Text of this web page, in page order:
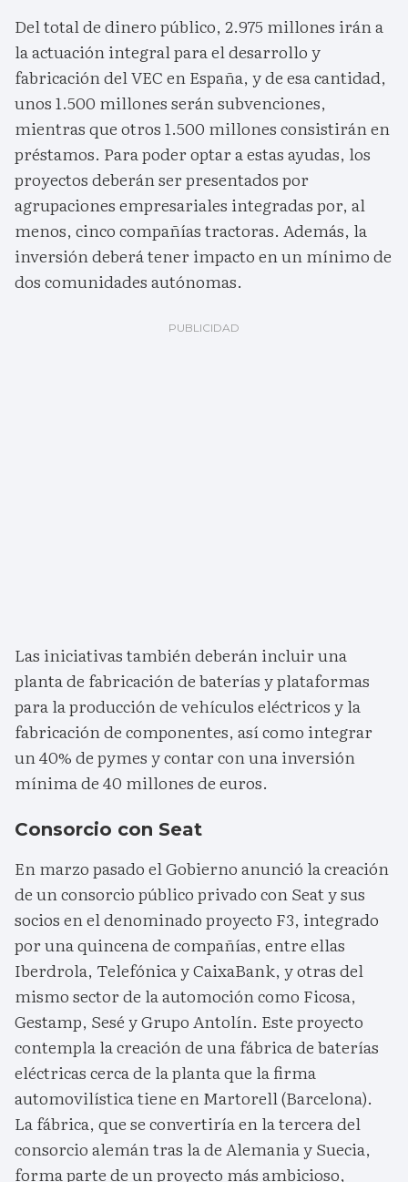
Del total de dinero público, 2.975 millones irán a
la actuación integral para el desarrollo y
fabricación del VEC en España, y de esa cantidad,
unos 1.500 millones serán subvenciones,
mientras que otros 1.500 millones consistirán en
préstamos. Para poder optar a estas ayudas, los
proyectos deberán ser presentados por
agrupaciones empresariales integradas por, al
menos, cinco compañías tractoras. Además, la
inversión deberá tener impacto en un mínimo de
dos comunidades autónomas.
Las iniciativas también deberán incluir una
planta de fabricación de baterías y plataformas
para la producción de vehículos eléctricos y la
fabricación de componentes, así como integrar
un 40% de pymes y contar con una inversión
mínima de 40 millones de euros.
Consorcio con Seat
En marzo pasado el Gobierno anunció la creación
de un consorcio público privado con Seat y sus
socios en el denominado proyecto F3, integrado
por una quincena de compañías, entre ellas
Iberdrola, Telefónica y CaixaBank, y otras del
mismo sector de la automoción como Ficosa,
Gestamp, Sesé y Grupo Antolín. Este proyecto
contempla la creación de una fábrica de baterías
eléctricas cerca de la planta que la firma
automovilística tiene en Martorell (Barcelona).
La fábrica, que se convertiría en la tercera del
consorcio alemán tras la de Alemania y Suecia,
forma parte de un proyecto más ambicioso,